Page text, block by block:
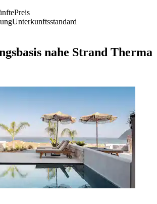
Preis
Unterkunftsstandard
nahe Strand Therma